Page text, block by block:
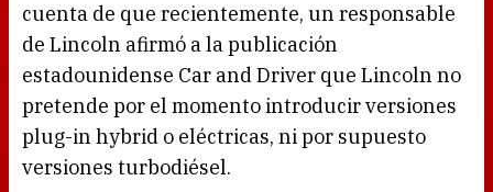
cuenta de que recientemente, un responsable
de Lincoln afirmó a la publicación
estadounidense Car and Driver que Lincoln no
pretende por el momento introducir versiones
plug-in hybrid o eléctricas, ni por supuesto
versiones turbodiésel.